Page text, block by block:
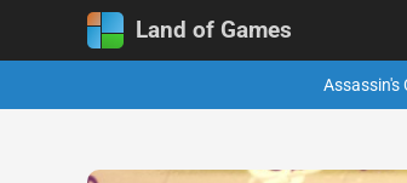
Land of Games
Assassin's